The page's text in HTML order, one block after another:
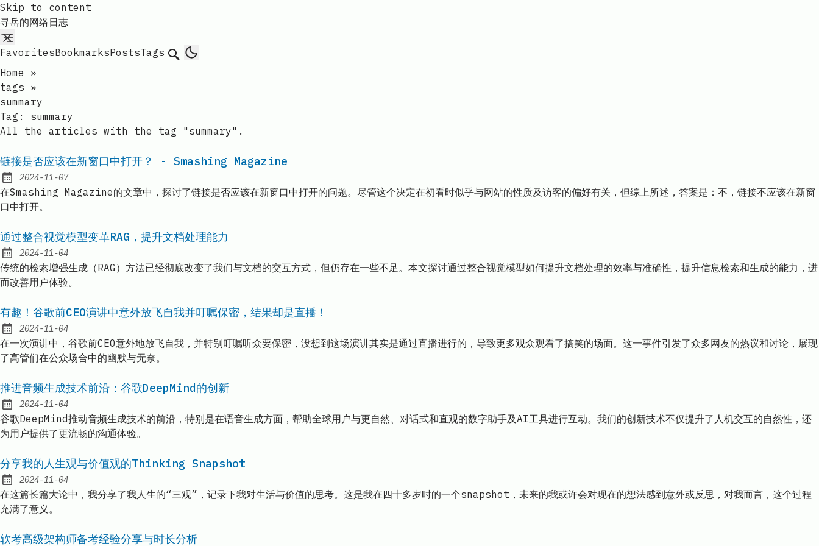
Skip to content
寻岳的网络日志
FavoritesBookmarksPostsTags Search
Home
»
tags »
summary
Tag: summary
All the articles with the tag "summary".
链接是否应该在新窗口中打开？ - Smashing Magazine
Published:
2024-11-07
在Smashing Magazine的文章中，探讨了链接是否应该在新窗口中打开的问题。尽管这个决定在初看时似乎与网站的性质及访客的偏好有关，但综上所述，答案是：不，链接不应该在新窗
口中打开。
通过整合视觉模型变革RAG，提升文档处理能力
Published:
2024-11-04
传统的检索增强生成（RAG）方法已经彻底改变了我们与文档的交互方式，但仍存在一些不足。本文探讨通过整合视觉模型如何提升文档处理的效率与准确性，提升信息检索和生成的能力，进
而改善用户体验。
有趣！谷歌前CEO演讲中意外放飞自我并叮嘱保密，结果却是直播！
Published:
2024-11-04
在一次演讲中，谷歌前CEO意外地放飞自我，并特别叮嘱听众要保密，没想到这场演讲其实是通过直播进行的，导致更多观众观看了搞笑的场面。这一事件引发了众多网友的热议和讨论，展现
了高管们在公众场合中的幽默与无奈。
推进音频生成技术前沿：谷歌DeepMind的创新
Published:
2024-11-04
谷歌DeepMind推动音频生成技术的前沿，特别是在语音生成方面，帮助全球用户与更自然、对话式和直观的数字助手及AI工具进行互动。我们的创新技术不仅提升了人机交互的自然性，还
为用户提供了更流畅的沟通体验。
分享我的人生观与价值观的Thinking Snapshot
Published:
2024-11-04
在这篇长篇大论中，我分享了我人生的“三观”，记录下我对生活与价值的思考。这是我在四十多岁时的一个snapshot，未来的我或许会对现在的想法感到意外或反思，对我而言，这个过程
充满了意义。
软考高级架构师备考经验分享与时长分析